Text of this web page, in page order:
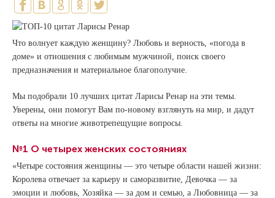
Что волнует каждую женщину? Любовь и верность, «погода в
доме» и отношения с любимым мужчиной, поиск своего
предназначения и материальное благополучие.
Мы подобрали 10 лучших цитат Ларисы Ренар на эти темы.
Уверены, они помогут Вам по-новому взглянуть на мир, и дадут
ответы на многие животрепещущие вопросы.
№1 О четырех женских состояниях
«Четыре состояния женщины — это четыре области нашей жизни:
Королева отвечает за карьеру и саморазвитие, Девочка — за
эмоции и любовь, Хозяйка — за дом и семью, а Любовница — за